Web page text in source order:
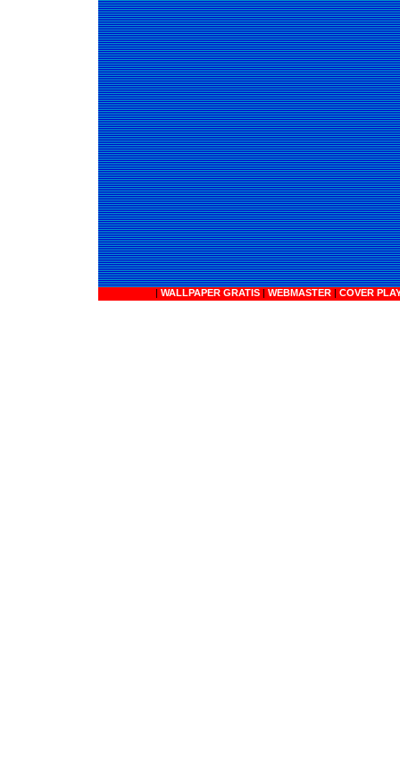
| WALLPAPER GRATIS | WEBMASTER | COVER